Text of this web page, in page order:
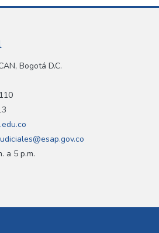
Bogotá D.C.
a 5 p.m.